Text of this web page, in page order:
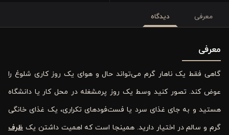
معرفی دیدگاه
معرفی
گاهی فقط یک ناهار گرم می‌تواند حال و هوای یک روز کاری شلوغ را
عوض کند. تصور کنید وسط یک روز پرمشغله در محل کار یا دانشگاه
هستید و به جای غذای سرد یا فست‌فودهای تکراری، یک غذای خانگی
گرم و سالم در اختیار دارید. همینجا است که اهمیت داشتن یک ظرف